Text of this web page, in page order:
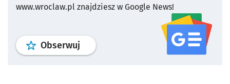
www.wroclaw.pl znajdziesz w Google News!
Obserwuj profil serwisu